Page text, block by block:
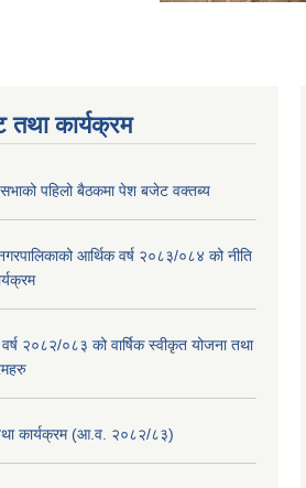
तथा कार्यक्रम
पहिलो बैठकमा पेश बजेट वक्तब्य
आर्थिक वर्ष २०८३/०८४ को नीति
२०८२/०८३ को वार्षिक स्वीकृत योजना तथा
कार्यक्रम (आ.व. २०८२/८३)